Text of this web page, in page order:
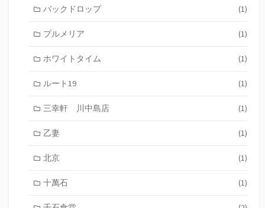
バックドロップ (1)
プルメリア (1)
ホワイトタイム (1)
ルート19 (1)
三幸軒 川中島店 (1)
乙妻 (1)
北京 (1)
十萬石 (1)